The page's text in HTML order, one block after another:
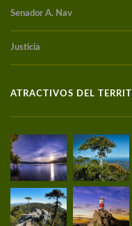
Senador A. Nav
Justicia
ATRACTIVOS DEL